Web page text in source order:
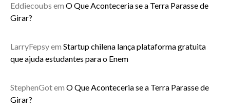
Eddiecoubs em O Que Aconteceria se a Terra Parasse de
Girar?
LarryFepsyem Startup chilena lança plataforma gratuita
que ajuda estudantes para o Enem
StephenGotem O Que Aconteceria se a Terra Parasse de
Girar?